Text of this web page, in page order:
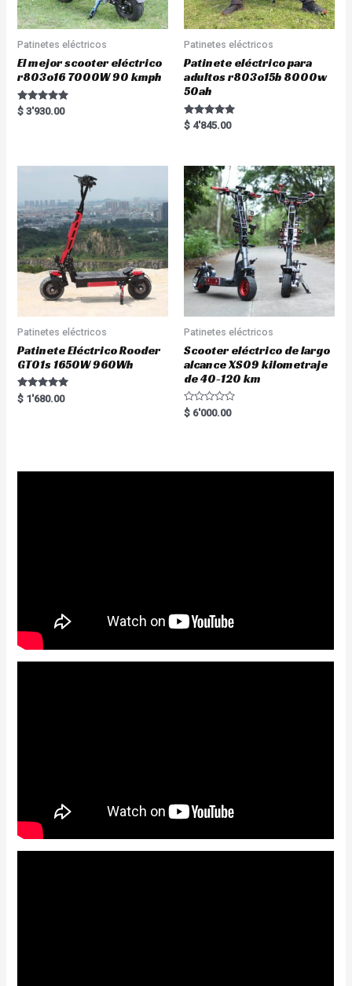
Patinetes eléctricos
El mejor scooter eléctrico
r803o16 7000W 90 kmph
Rated
5.00
$ 3'930.00
Patinetes eléctricos
Patinete eléctrico para
adultos r803o15b 8000w
50ah
Rated
5.00
$ 4'845.00
Patinetes eléctricos
Patinete Eléctrico Rooder
GT01s 1650W 960Wh
Rated
5.00
$ 1'680.00
Patinetes eléctricos
Scooter eléctrico de largo
alcance XS09 kilometraje
de 40-120 km
R
a
$ 6'000.00